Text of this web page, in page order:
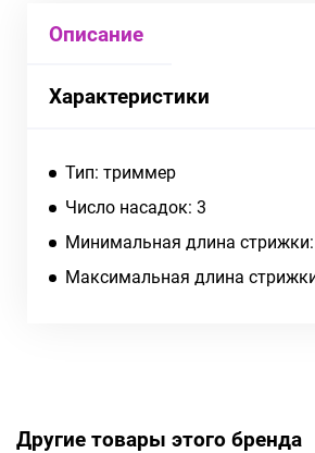
Описание
Характеристики
Тип: триммер
Число насадок: 3
Минимальная длина
Максимальная длина
Другие товары этого бренда